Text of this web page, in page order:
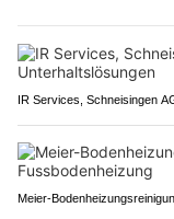
IR Services, Schneisingen
Meier-